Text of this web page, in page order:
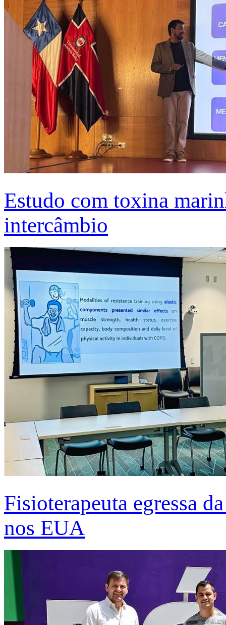
Estudo com toxina
intercâmbio
Fisioterapeuta egressa
nos EUA